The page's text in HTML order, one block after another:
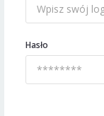
Hasło